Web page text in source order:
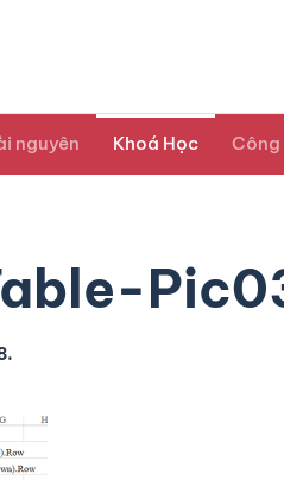
nguyên Khoá Học Công
.